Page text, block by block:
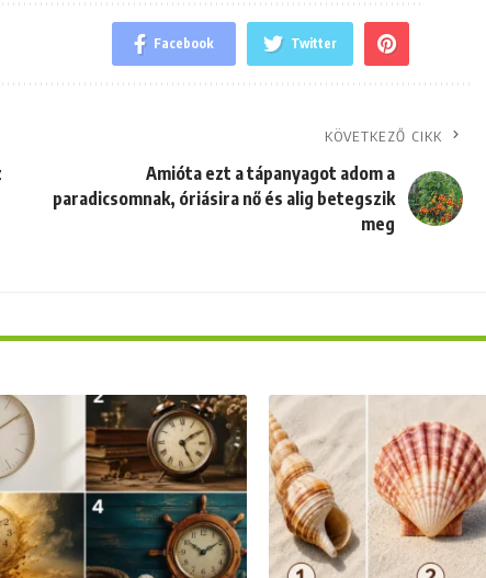
Facebook Twitter
KÖVETKEZŐ CIKK
Amióta ezt a tápanyagot adom a
paradicsomnak, óriásira nő és alig betegszik
meg